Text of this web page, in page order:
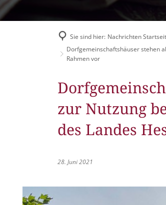
Stadtradeln
Sie sind hier: Nachrichten
Dorfgemeinschaftshäuser stehen
Rahmen vor
zur Nutzung
des Landes
28. Juni 2021